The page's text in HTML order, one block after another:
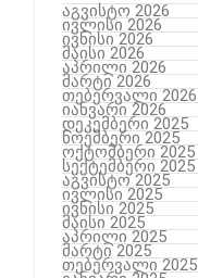
აგვისტო 2026
ივლისი 2026
ივნისი 2026
მაისი 2026
აპრილი 2026
მარტი 2026
თებერვალი 2026
იანვარი 2026
დეკემბერი 2025
ნოემბერი 2025
ოქტომბერი 2025
სექტემბერი 2025
აგვისტო 2025
ივლისი 2025
ივნისი 2025
მაისი 2025
აპრილი 2025
მარტი 2025
თებერვალი 2025